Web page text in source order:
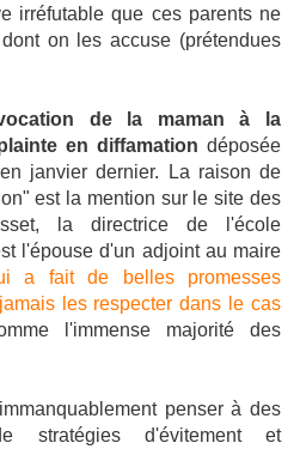
irréfutable que ces parents ne
on les accuse (prétendues
de la maman à la
en diffamation déposée
janvier dernier. La raison de
est la mention sur le site des
la directrice de l'école
l'épouse d'un adjoint au maire
a fait de belles promesses
les respecter dans le cas
l'immense majorité des
penser à des
stratégies d'évitement et